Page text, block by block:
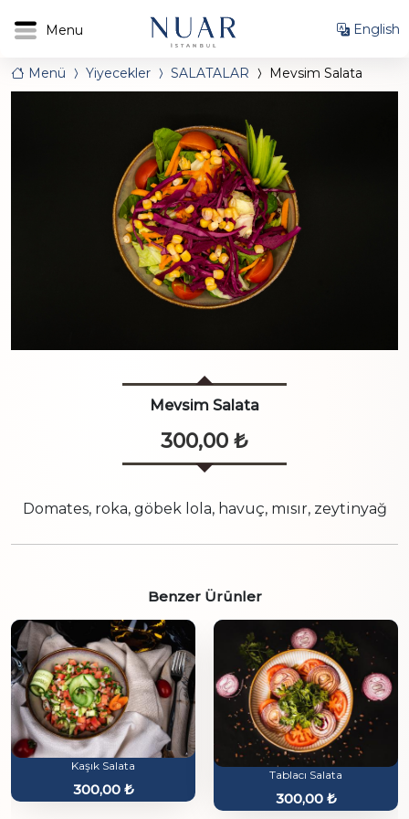
English
Menü Yiyecekler SALATALAR Mevsim Salata
Mevsim Salata
300,00 ₺
Domates, roka, göbek lola, havuç, mısır, zeytinyağ
Benzer Ürünler
Kaşık Salata
300,00 ₺
Tablacı Salata
300,00 ₺